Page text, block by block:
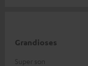
Grandioses
Super son